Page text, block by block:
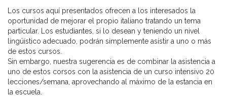
Los cursos aquí presentados ofrecen a los interesados la
oportunidad de mejorar el propio italiano tratando un tema
particular. Los estudiantes, si lo desean y teniendo un nivel
lingüístico adecuado, podrán simplemente asistir a uno o más
de estos cursos.
Sin embargo, nuestra sugerencia es de combinar la asistencia a
uno de estos corsos con la asistencia de un curso intensivo 20
lecciones/semana, aprovechando al máximo de la estancia en
la escuela.